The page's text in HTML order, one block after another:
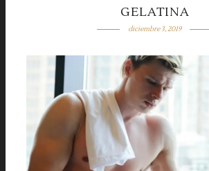
GELATINA
diciembre 3, 2019